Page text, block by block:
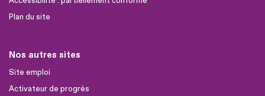
Plan du site
Nos autres sites
Site emploi
Activateur de progrès